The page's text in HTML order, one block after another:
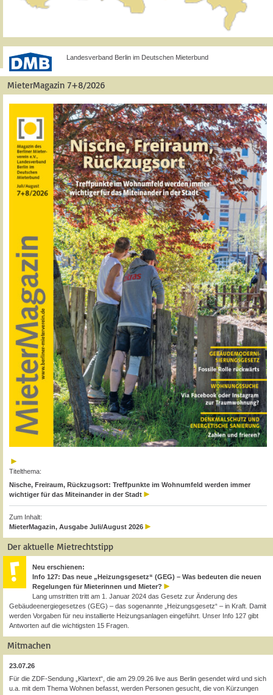
Landesverband Berlin im Deutschen Mieterbund
MieterMagazin 7+8/2026
Titelthema:
Nische, Freiraum, Rückzugsort: Treffpunkte im Wohnumfeld werden immer
wichtiger für das Miteinander in der Stadt
Zum Inhalt:
MieterMagazin, Ausgabe Juli/August 2026
Der aktuelle Mietrechtstipp
Neu erschienen:
Info 127: Das neue „Heizungsgesetz“ (GEG) – Was bedeuten die neuen
Regelungen für Mieterinnen und Mieter?
Lang umstritten tritt am 1. Januar 2024 das Gesetz zur Änderung des
Gebäudeenergiegesetzes (GEG) – das sogenannte „Heizungsgesetz“ – in Kraft. Damit
werden Vorgaben für neu installierte Heizungsanlagen eingeführt. Unser Info 127 gibt
Antworten auf die wichtigsten 15 Fragen.
Mitmachen
23.07.26
Für die ZDF-Sendung „Klartext“, die am 29.09.26 live aus Berlin gesendet wird und sich
u.a. mit dem Thema Wohnen befasst, werden Personen gesucht, die von Kürzungen